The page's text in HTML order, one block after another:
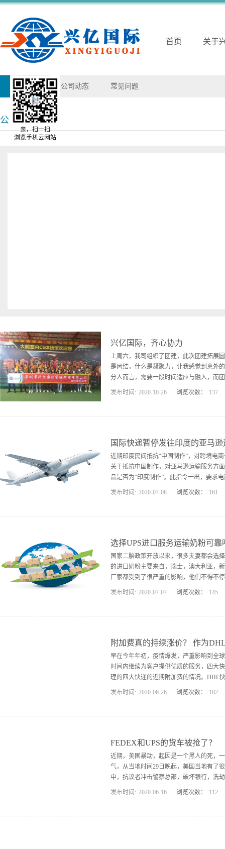
首页 关于
兴亿动态 公司动态 常见问题
公司动态
误，还请各位客户知悉。 现在药品如果没有药证的情况下，我司是
没有药性成分是可以运输的，如果低报瞒报货物不仅会被海关查扣，
所以我司一直强调客户不要低保瞒报，有些客户会问，UPS对于货物
单件货物重量不可能超过30KG，货值价格高可购买保险。 如果想知
项可以关注我司的微信公众号哦。
兴亿国际，齐心协力
上周六，我司组织了团建，此次团建拓展
是团结，什么是凝聚力，让我感觉到意外
分人而言，需要一段时间适应与融入，而
我们是一群人在奋斗，有很多同伴在帮你
作、不放弃不抛弃的精神鼓舞人心，奉献
份力量。工作、生活和游戏的相似之处，
棒的团队。一艘船，一家人，一个方向，
发布时间: 2020-10-26 浏览次数： 137
国际快递暂停发往印度的亚马
近期印度民间抵抗“中国制作”，对跨境电
关于抵抗中国制作，对亚马逊运输服务方
品是否为“印度制作”。此指令一出，要求
往印度亚马逊仓库的头程运输有必要通过
化，将暂停中国发往印度货品的收取。
中发生了严重的清关延误，这导致了印度
他国际快递来解决头程运送的问题，例如
发布时间: 2020-07-08 浏览次数： 161
选择UPS进口服务运输奶粉可靠
国家二胎政策开放以来，很多夫妻都会选
的进口奶粉主要来自，瑞士，澳大利亚，
厂家都受到了很严重的影响，他们不得不
效一般可控在2-4个工作日，4.我司是UPS
果进口的奶粉到香港，我们会可以提供代
段，所以我司建议整箱购买奶粉囤着，
前他们还未能给出具...
发布时间: 2020-07-07 浏览次数： 145
附加费真的持续涨价？ 作为
早在今年年初，疫情爆发，严重影响到全
时间内继续为客户提供优质的服务，四大
理的四大快递的近期附加费的情况。DHL
清关能力最强，如果发荷兰，比利时，
美洲，美国适合DHL，清关能力强。 兴亿
我司建议选择兴亿国际代理的...
发布时间: 2020-06-26 浏览次数： 182
FEDEX和UPS的货车被抢了？
近期，美国暴动，起因是一个黑人的死，
气，从当地时间29日晚起，美国当地有了
中，抗议者冲击警察总部，破坏银行，洗
发布时间: 2020-06-16 浏览次数： 112
亲，扫一扫
浏览手机云网站